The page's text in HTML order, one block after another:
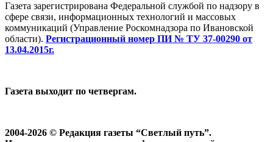
Газета зарегистрирована Федеральной службой по надзору в
сфере связи, информационных технологий и массовых
коммуникаций (Управление Роскомнадзора по Ивановской
области). Регистрационный номер ПИ № ТУ 37-00290 от
13.04.2015г.
Газета выходит по четвергам.
2004-2026 © Редакция газеты “Светлый путь”.